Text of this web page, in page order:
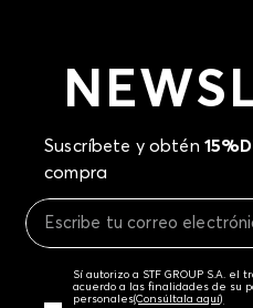
Suscríbete y obtén
compra
Sí autorizo a STF GROUP S.A.
acuerdo a las finalidades de su
personales‎(Consúltala aquí)